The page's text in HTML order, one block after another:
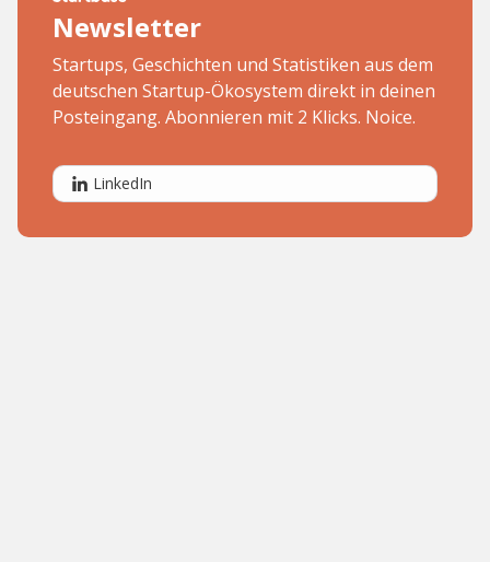
Newsletter
Startups, Geschichten und Statistiken aus dem
deutschen Startup-Ökosystem direkt in deinen
Posteingang. Abonnieren mit 2 Klicks. Noice.
LinkedIn